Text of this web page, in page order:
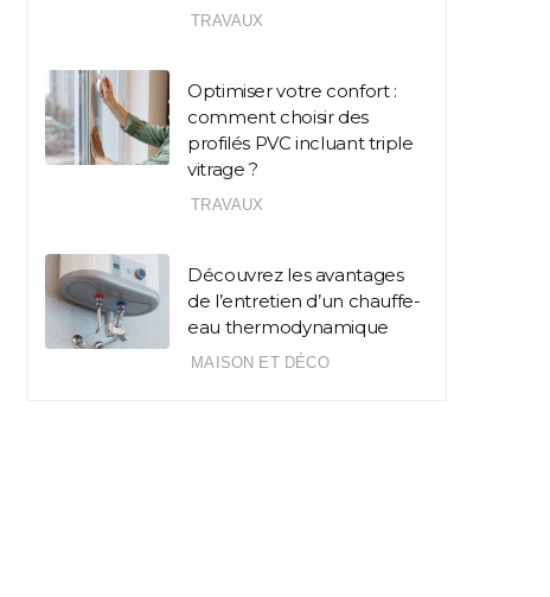
TRAVAUX
Optimiser votre confort :
comment choisir des
profilés PVC incluant triple
vitrage ?
TRAVAUX
Découvrez les avantages
de l’entretien d’un chauffe-
eau thermodynamique
MAISON ET DÉCO